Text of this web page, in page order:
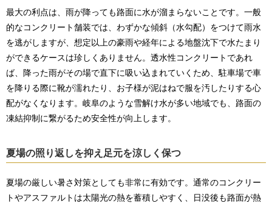
最大の利点は、雨が降っても路面に水が溜まらないことです。一般
的なコンクリート舗装では、わずかな傾斜（水勾配）をつけて雨水
を逃がしますが、想定以上の豪雨や経年による地盤沈下で水たまり
ができるケースは珍しくありません。透水性コンクリートであれ
ば、降った雨がその場で直下に吸い込まれていくため、駐車場で車
を降りる際に靴が濡れたり、お子様が泥はねで服を汚したりする心
配がなくなります。岐阜のような雪解け水が多い地域でも、路面の
凍結抑制に繋がるため安全性が向上します。
夏場の照り返しを抑え足元を涼しく保つ
夏場の厳しい暑さ対策としても非常に有効です。通常のコンクリー
トやアスファルトは太陽光の熱を蓄積しやすく、日没後も路面が熱